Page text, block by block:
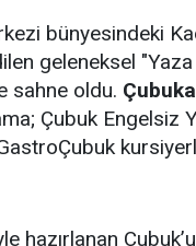
bünyesindeki
geleneksel
sahne oldu.
Çubuk Engelsiz
hazırlanan